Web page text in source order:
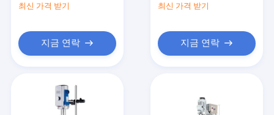
최신 가격 받기
지금 연락
최신 가격 받기
지금 연락